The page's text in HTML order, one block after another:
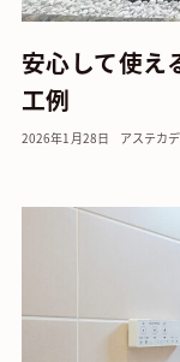
安心して使え
工例
2026年1月28日 アステカ